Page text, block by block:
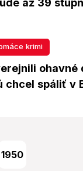
až 39
krimi
ohavné
chcel spáliť v
1950